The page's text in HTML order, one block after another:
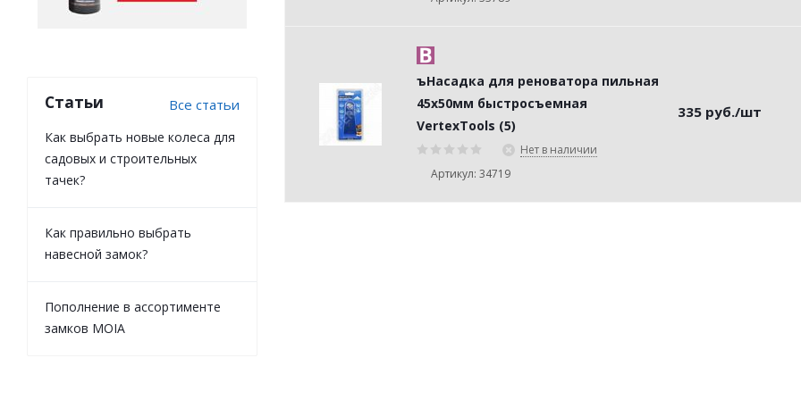
ъНасадка для реноватора пильная
45х50мм быстросъемная
VertexTools (5)
Нет в наличии
Артикул: 34719
335 руб./шт
Статьи Все статьи
Как выбрать новые колеса для
садовых и строительных
тачек?
Как правильно выбрать
навесной замок?
Пополнение в ассортименте
замков MOIA